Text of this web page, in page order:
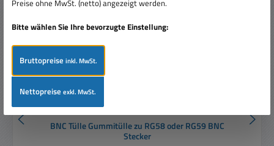
BNC Tülle Gummitülle zu RG58 oder RG59 BNC
Stecker
Preise ohne MwSt. (netto) angezeigt werden.
Bitte wählen Sie Ihre bevorzugte Einstellung:
Bruttopreiseinkl. MwSt.
Nettopreiseexkl. MwSt.